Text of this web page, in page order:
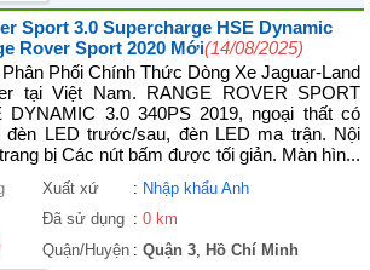
Sport 3.0 Supercharge HSE Dynamic
Rover Sport 2020 Mới(14/08/2025)
Phối Chính Thức Dòng Xe Jaguar-Land
tại Việt Nam. RANGE ROVER SPORT
DYNAMIC 3.0 340PS 2019, ngoại thất có
đèn LED trước/sau, đèn LED ma trận. Nội
bị Các nút bấm được tối giản. Màn hìn...
Xuất xứ : Nhập khẩu Anh
Đã sử dụng : 0 km
Quận/Huyện : Quận 3, Hồ Chí Minh